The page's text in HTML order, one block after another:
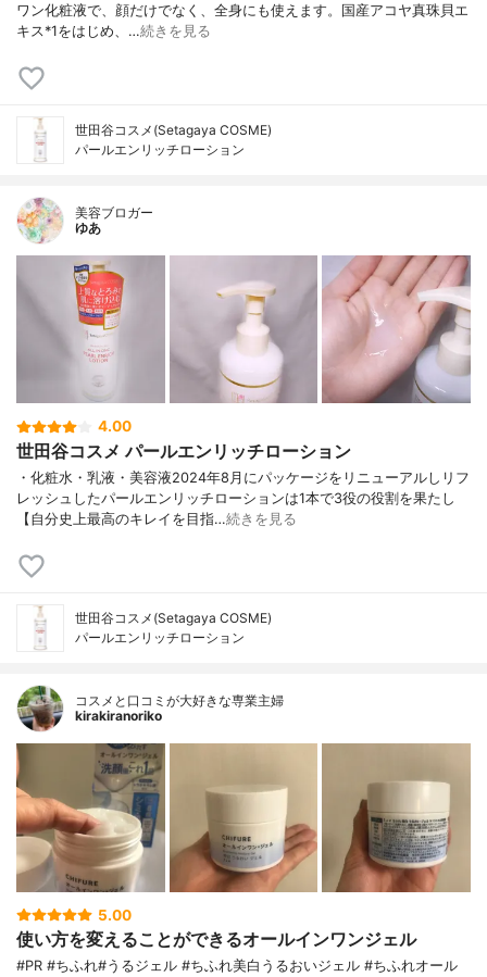
ワン化粧液で、顔だけでなく、全身にも使えます。国産アコヤ真珠貝エ
キス*1をはじめ、…続きを見る
世田谷コスメ(Setagaya COSME)
パールエンリッチローション
美容ブロガー
ゆあ
4.00
世田谷コスメ パールエンリッチローション
・化粧水・乳液・美容液2024年8月にパッケージをリニューアルしリフ
レッシュしたパールエンリッチローションは1本で3役の役割を果たし
【自分史上最高のキレイを目指…続きを見る
世田谷コスメ(Setagaya COSME)
パールエンリッチローション
コスメと口コミが大好きな専業主婦
kirakiranoriko
5.00
使い方を変えることができるオールインワンジェル
#PR #ちふれ#うるジェル #ちふれ美白うるおいジェル #ちふれオール